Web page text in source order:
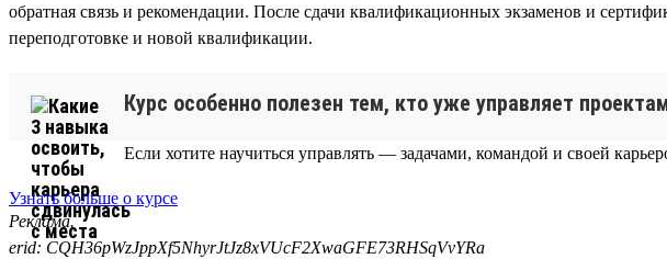
обратная связь и рекомендации. После сдачи квалификационных экзаменов и
переподготовке и новой квалификации.
Курс особенно полезен тем, кто уже управляет
Если хотите научиться управлять — задачами, командой и своей
Узнать больше о курсе
Реклама.
erid: CQH36pWzJppXf5NhyrJtJz8xVUcF2XwaGFE73RHSqVvYRa